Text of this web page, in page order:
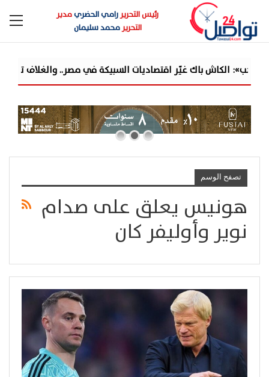
رئيس التحريررامي الحضريمدير
التحريرمحمد سليمان
الكاش باك غيّر اقتصاديات السبيكة في مصر.. والغلاف تحول من
تصفح الوسم
هونيس يعلق على صدام
نوير وأوليفر كان